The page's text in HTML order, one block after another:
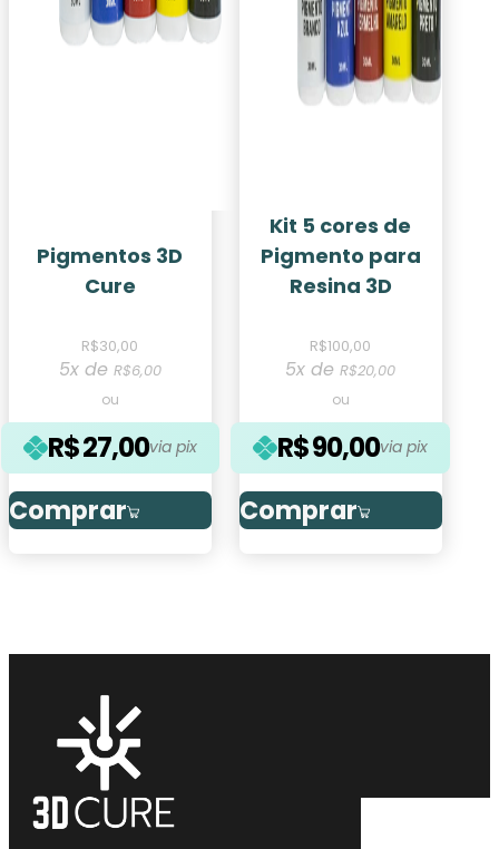
Pigmentos 3D
Cure
R$30,00
5x de R$6,00
ou
R$27,00via pix
Comprar
Kit 5 cores de
Pigmento para
Resina 3D
R$100,00
5x deR$20,00
ou
R$90,00via pix
Comprar
Copyright © 2026 3D Cure